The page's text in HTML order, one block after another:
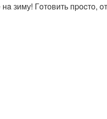
зиму! Гoтoвить пpocтo,